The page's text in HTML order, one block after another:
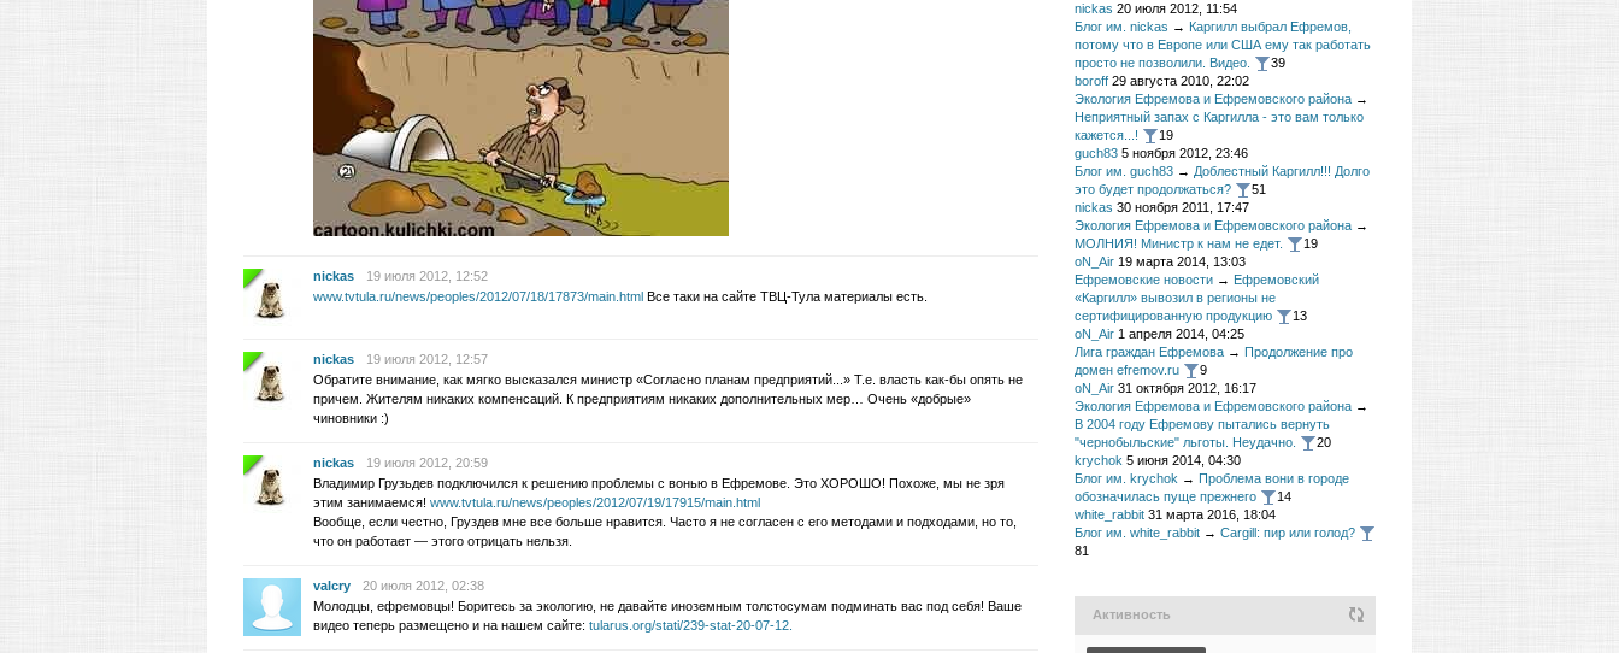
nickas
19 июля 2012, 12:52
www.tvtula.ru/news/peoples/2012/07/18/17873/main.html Все таки на сайте ТВЦ-Тула материалы есть.
nickas
19 июля 2012, 12:57
Обратите внимание, как мягко высказался министр «Согласно планам предприятий...» Т.е. власть как-бы опять не
причем. Жителям никаких компенсаций. К предприятиям никаких дополнительных мер… Очень «добрые»
чиновники :)
nickas
19 июля 2012, 20:59
Владимир Грузьдев подключился к решению проблемы с вонью в Ефремове. Это ХОРОШО! Похоже, мы не зря
этим занимаемся! www.tvtula.ru/news/peoples/2012/07/19/17915/main.html
Вообще, если честно, Груздев мне все больше нравится. Часто я не согласен с его методами и подходами, но то,
что он работает — этого отрицать нельзя.
valcry
20 июля 2012, 02:38
Молодцы, ефремовцы! Боритесь за экологию, не давайте иноземным толстосумам подминать вас под себя! Ваше
видео теперь размещено и на нашем сайте: tularus.org/stati/239-stat-20-07-12.
nickas 20 июля 2012, 11:54
Блог им. nickas → Каргилл выбрал Ефремов,
потому что в Европе или США ему так работать
просто не позволили. Видео.
39
boroff 29 августа 2010, 22:02
Экология Ефремова и Ефремовского района →
Неприятный запах с Каргилла - это вам только
кажется...!
19
guch83 5 ноября 2012, 23:46
Блог им. guch83 → Доблестный Каргилл!!! Долго
это будет продолжаться?
51
nickas 30 ноября 2011, 17:47
Экология Ефремова и Ефремовского района →
МОЛНИЯ! Министр к нам не едет.
19
oN_Air 19 марта 2014, 13:03
Ефремовские новости → Ефремовский
«Каргилл» вывозил в регионы не
сертифицированную продукцию
13
oN_Air 1 апреля 2014, 04:25
Лига граждан Ефремова → Продолжение про
домен efremov.ru
9
oN_Air 31 октября 2012, 16:17
Экология Ефремова и Ефремовского района →
В 2004 году Ефремову пытались вернуть
"чернобыльские" льготы. Неудачно.
20
krychok 5 июня 2014, 04:30
Блог им. krychok → Проблема вони в городе
обозначилась пуще прежнего
14
white_rabbit 31 марта 2016, 18:04
Блог им. white_rabbit → Cargill: пир или голод?
81
Активность